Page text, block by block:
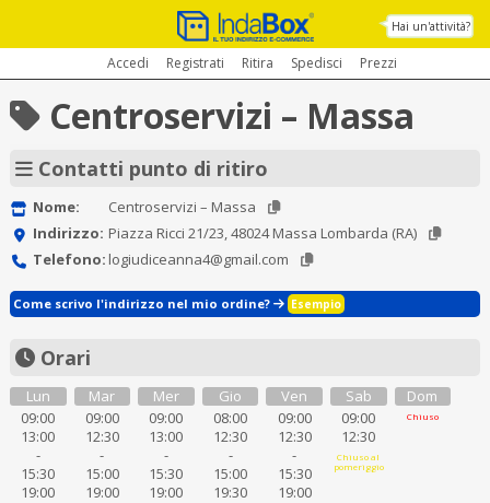
Hai un'attività?
Accedi Registrati Ritira Spedisci Prezzi
Centroservizi – Massa
Contatti punto di ritiro
Nome:
Centroservizi – Massa
Indirizzo: Piazza Ricci 21/23, 48024 Massa Lombarda (RA)
Telefono: logiudiceanna4@gmail.com
Come scrivo l'indirizzo nel mio ordine? Esempio
Orari
Lun
09:00
13:00
-
15:30
19:00
Mar
09:00
12:30
-
15:00
19:00
Mer
09:00
13:00
-
15:30
19:00
Gio
08:00
12:30
-
15:00
19:30
Ven
09:00
12:30
-
15:30
19:00
Sab
09:00
12:30
Chiuso al
pomeriggio
Dom
Chiuso